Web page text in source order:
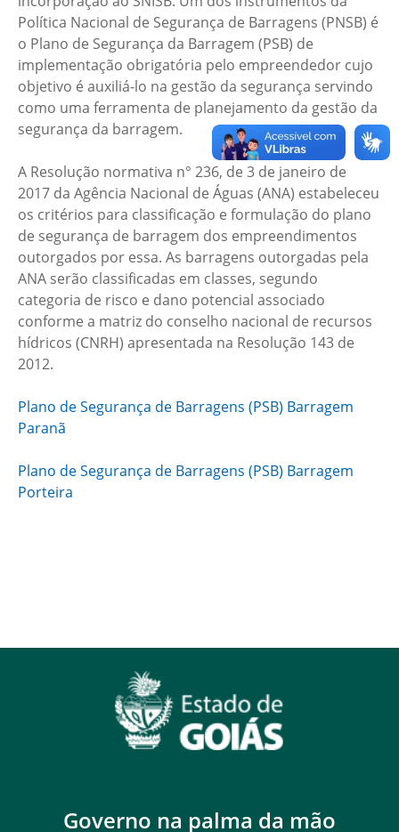
Política Nacional de Segurança de Barragens (PNSB) é
o Plano de Segurança da Barragem (PSB) de
implementação obrigatória pelo empreendedor cujo
objetivo é auxiliá-lo na gestão da segurança servindo
como uma ferramenta de planejamento da gestão da
segurança da barragem.
A Resolução normativa n° 236, de 3 de janeiro de
2017 da Agência Nacional de Águas (ANA) estabeleceu
os critérios para classificação e formulação do plano
de segurança de barragem dos empreendimentos
outorgados por essa. As barragens outorgadas pela
ANA serão classificadas em classes, segundo
categoria de risco e dano potencial associado
conforme a matriz do conselho nacional de recursos
hídricos (CNRH) apresentada na Resolução 143 de
2012.
Plano de Segurança de Barragens (PSB) Barragem
Paranã
Plano de Segurança de Barragens (PSB) Barragem
Porteira
Governo na palma da mão